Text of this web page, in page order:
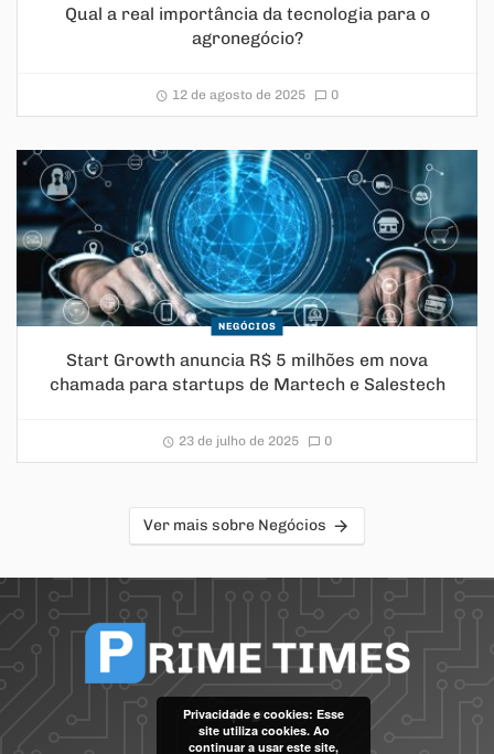
Qual a real importância da tecnologia para o
agronegócio?
12 de agosto de 2025 0
NEGÓCIOS
Start Growth anuncia R$ 5 milhões em nova
chamada para startups de Martech e Salestech
23 de julho de 2025 0
Ver mais sobre Negócios
Privacidade e cookies: Esse
site utiliza cookies. Ao
continuar a usar este site,